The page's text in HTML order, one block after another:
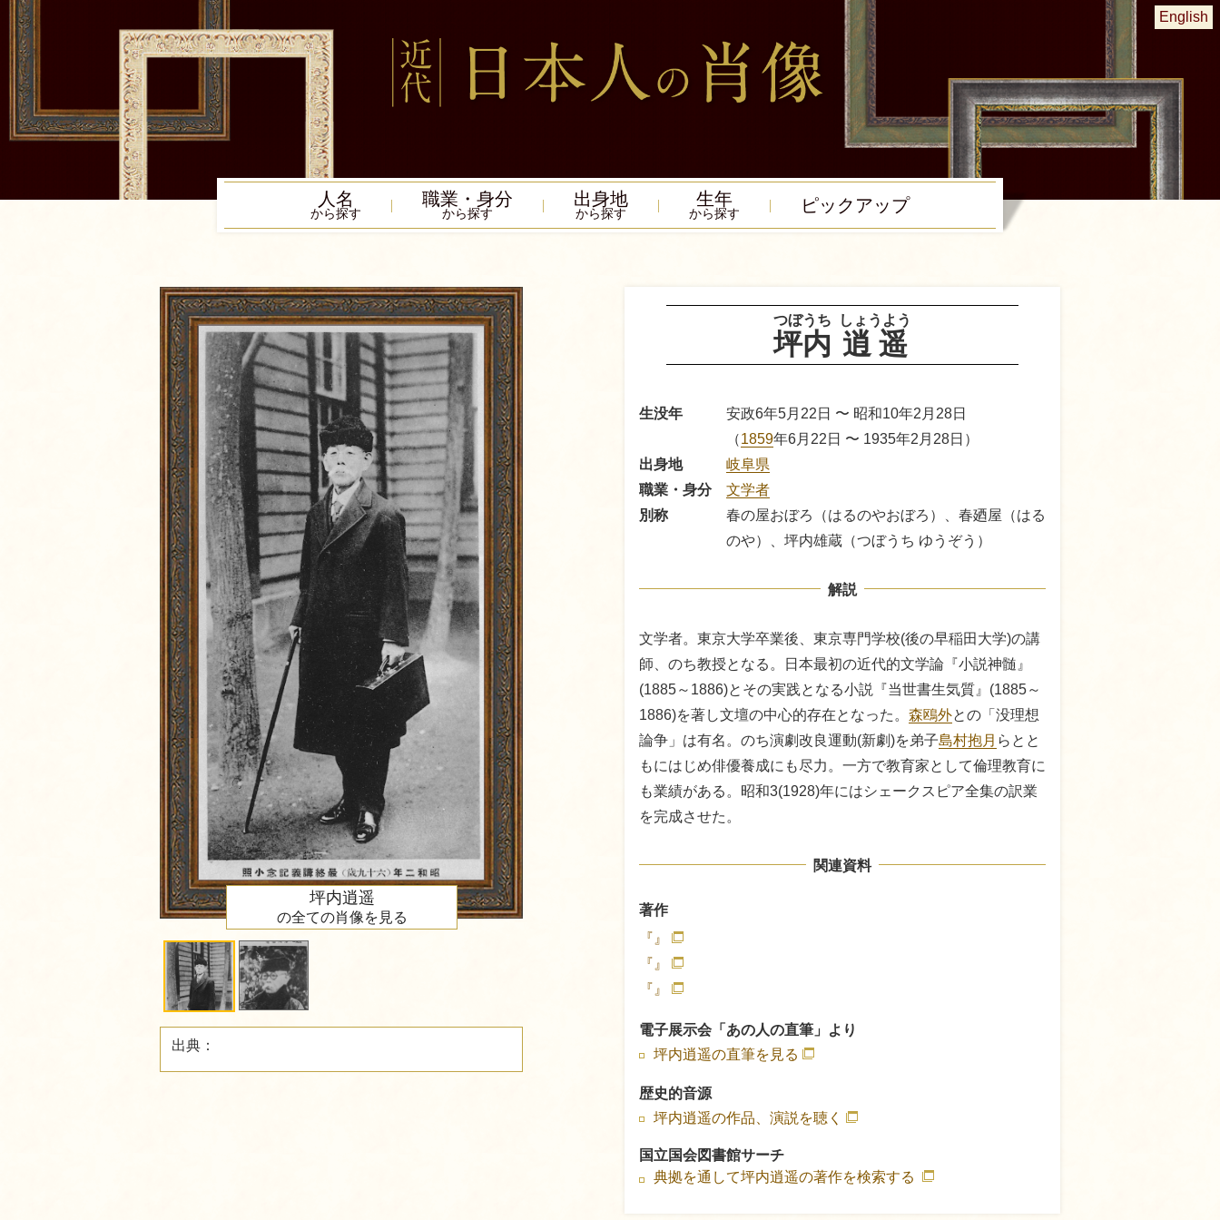
English
人名
から探す
職業・身分
から探す
出身地
から探す
生年
から探す ピック アップ
坪内
つぼうち
逍遥
しょうよう
生没年
安政6年5月22日 〜 昭和10年2月28日
（1859年6月22日 〜 1935年2月28日）
出身地
岐阜県
職業・身分
文学者
別称
春の屋おぼろ（はるのやおぼろ）、春廼屋（はる
のや）、坪内雄蔵（つぼうち ゆうぞう）
解説
文学者。東京大学卒業後、東京専門学校(後の早稲田大学)の講
師、のち教授となる。日本最初の近代的文学論『小説神髄』
(1885～1886)とその実践となる小説『当世書生気質』(1885～
1886)を著し文壇の中心的存在となった。 森鴎外との「没理想
論争」は有名。のち演劇改良運動(新劇)を弟子島村抱月 らとと
もにはじめ俳優養成にも尽力。一方で教育家として倫理教育に
も業績がある。昭和3(1928)年にはシェークスピア全集の訳業
を完成させた。
関連資料
著作
『』
『』
『』
電子展示会「あの人の直筆」より
坪内逍遥の直筆を見る
歴史的音源
坪内逍遥の作品、演説を聴く
国立国会図書館サーチ
典拠を通して坪内逍遥の著作を検索する
坪内逍遥
の全ての肖像を見る
出典：